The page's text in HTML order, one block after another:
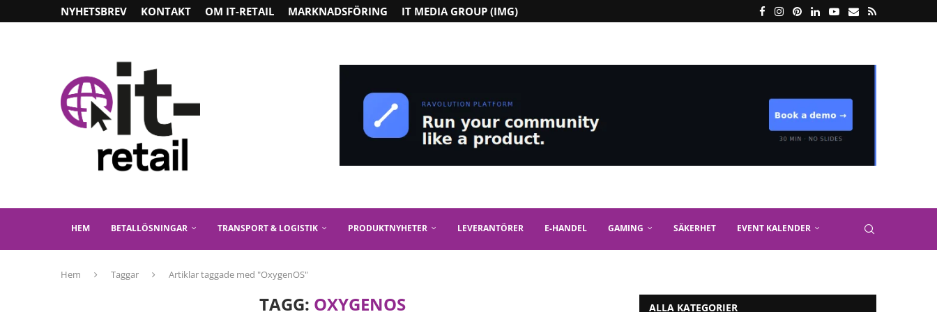
NYHETSBREV KONTAKT OM IT-RETAIL MARKNADSFÖRING IT MEDIA GROUP (IMG)
HEM BETALLÖSNINGAR TRANSPORT & LOGISTIK PRODUKTNYHETER LEVERANTÖRER E-HANDEL GAMING SÄKERHET EVENT KALENDER
Hem Taggar Artiklar taggade med "OxygenOS"
TAGG: OXYGENOS ALLA KATEGORIER